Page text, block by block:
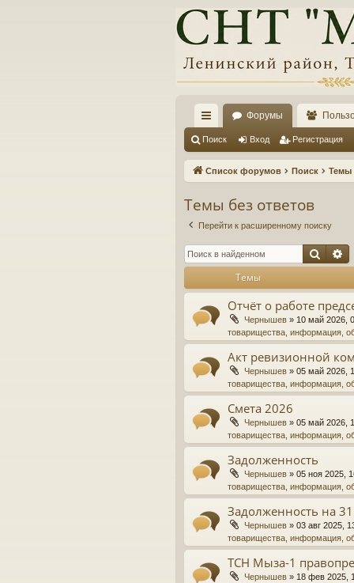
с
ы
и
Форумы
Поиск Вход Регистрация
Список форумов Поиск Темы
Темы без ответов
Перейти к расширенному поиску
Поиск
Темы
Отчёт о работе
Чернышев » 10 май 2026,
товарищества, информация,
Акт ревизионной
Чернышев » 05 май 2026,
товарищества, информация,
Смета 2026
Чернышев » 05 май 2026,
товарищества, информация,
Задолженность
Чернышев » 05 ноя 2025,
товарищества, информация,
Задолженность на
Чернышев » 03 авг 2025,
товарищества, информация,
ТСН Мыза-1
Чернышев » 18 фев 2025,